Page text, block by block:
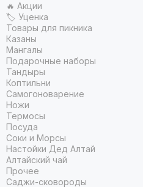
🔥 Акции
🏷 Уценка
Товары для пикника
Казаны
Мангалы
Подарочные наборы
Тандыры
Коптильни
Самогоноварение
Ножи
Термосы
Посуда
Соки и Морсы
Настойки Дед Алтай
Алтайский чай
Прочее
Саджи-сковороды